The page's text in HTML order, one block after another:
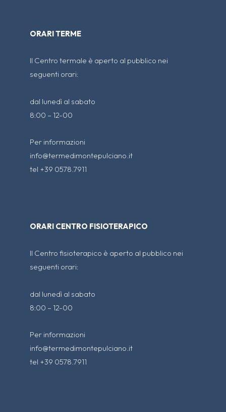
ORARI TERME
Il Centro termale è aperto al pubblico nei
seguenti orari:
dal lunedì al sabato
8:00 – 12-00
Per informazioni
info@termedimontepulciano.it
tel +39 0578.7911
ORARI CENTRO FISIOTERAPICO
Il Centro fisioterapico è aperto al pubblico nei
seguenti orari:
dal lunedì al sabato
8:00 – 12-00
Per informazioni
info@termedimontepulciano.it
tel +39 0578.7911